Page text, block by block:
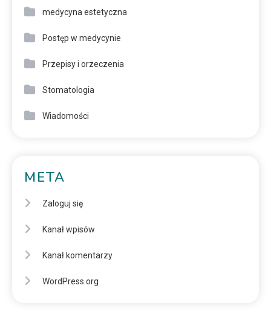
medycyna estetyczna
Postęp w medycynie
Przepisy i orzeczenia
Stomatologia
Wiadomości
META
Zaloguj się
Kanał wpisów
Kanał komentarzy
WordPress.org